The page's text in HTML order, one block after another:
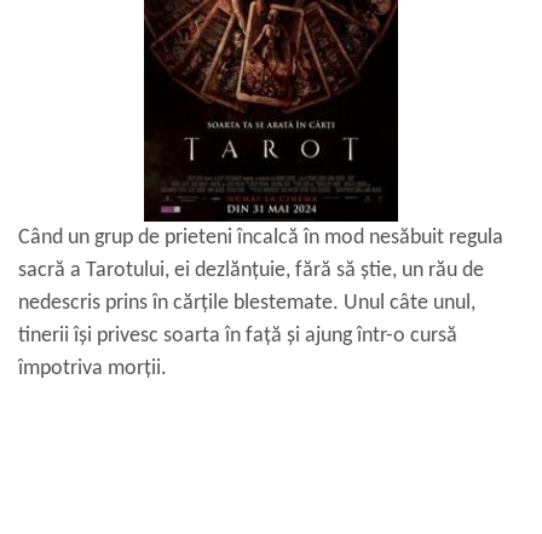
Când un grup de prieteni încalcă în mod nesăbuit regula
sacră a Tarotului, ei dezlănțuie, fără să știe, un rău de
nedescris prins în cărțile blestemate. Unul câte unul,
tinerii își privesc soarta în față și ajung într-o cursă
împotriva morții.